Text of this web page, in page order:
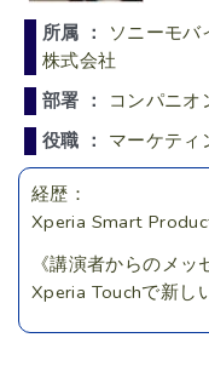
所属 ：
ソニーモバ
株式会社
部署 ：
コンパニ
役職 ： マーケティ
経歴：
Xperia Smart
《講演者からのメッ
Xperia Touchで新し